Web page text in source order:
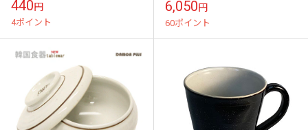
440円
4ポイント
6,050円
60ポイント